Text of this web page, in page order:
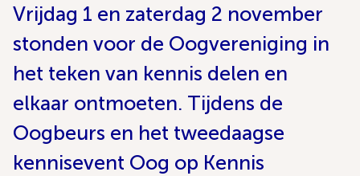
Vrijdag 1 en zaterdag 2 november
stonden voor de Oogvereniging in
het teken van kennis delen en
elkaar ontmoeten. Tijdens de
Oogbeurs en het tweedaagse
kennisevent Oog op Kennis